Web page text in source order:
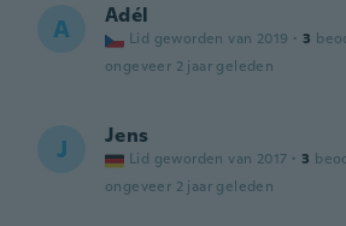
A Adél
Lid geworden van 2019 · 3
ongeveer 2 jaar geleden
J Jens
Lid geworden van 2017 · 3
ongeveer 2 jaar geleden